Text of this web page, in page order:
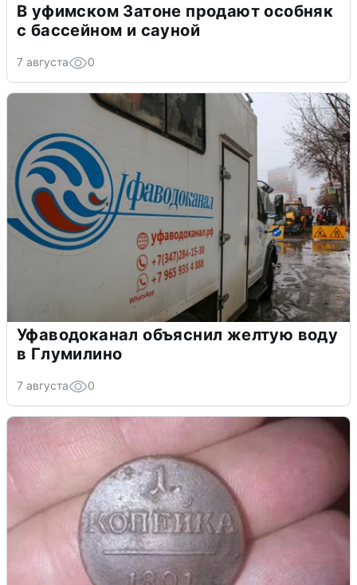
В уфимском Затоне продают особняк
с бассейном и сауной
7 августа 0
Уфаводоканал объяснил желтую воду
в Глумилино
7 августа 0